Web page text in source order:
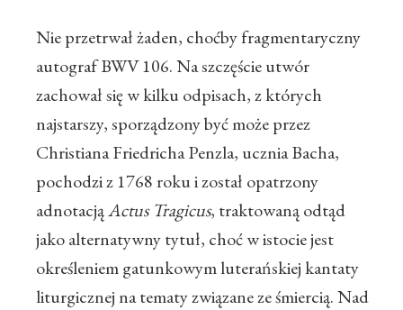
Nie przetrwał żaden, choćby fragmentaryczny
autograf BWV 106. Na szczęście utwór
zachował się w kilku odpisach, z których
najstarszy, sporządzony być może przez
Christiana Friedricha Penzla, ucznia Bacha,
pochodzi z 1768 roku i został opatrzony
adnotacjąActus Tragicus, traktowaną odtąd
jako alternatywny tytuł, choć w istocie jest
określeniem gatunkowym luterańskiej kantaty
liturgicznej na tematy związane ze śmiercią. Nad